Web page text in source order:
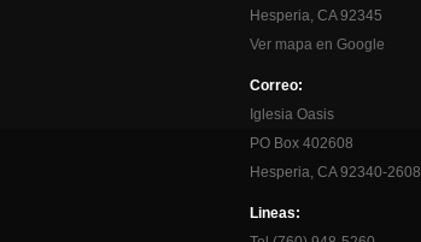
Hesperia, CA 92345
Ver mapa en Google
Correo:
Iglesia Oasis
PO Box 402608
Hesperia, CA 92340-2608
Lineas: